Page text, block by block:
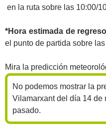
en la ruta sobre las 10:00/
*Hora estimada de
el punto de partida sobre
Mira la predicción
No podemos mostrar la
Vilamarxant del día 14 de
pasado.